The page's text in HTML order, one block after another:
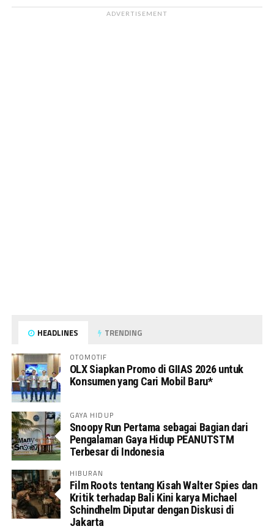
ADVERTISEMENT
HEADLINES TRENDING
OTOMOTIF
OLX Siapkan Promo di GIIAS 2026 untuk
Konsumen yang Cari Mobil Baru*
GAYA HIDUP
Snoopy Run Pertama sebagai Bagian dari
Pengalaman Gaya Hidup PEANUTSTM
Terbesar di Indonesia
HIBURAN
Film Roots tentang Kisah Walter Spies dan
Kritik terhadap Bali Kini karya Michael
Schindhelm Diputar dengan Diskusi di
Jakarta